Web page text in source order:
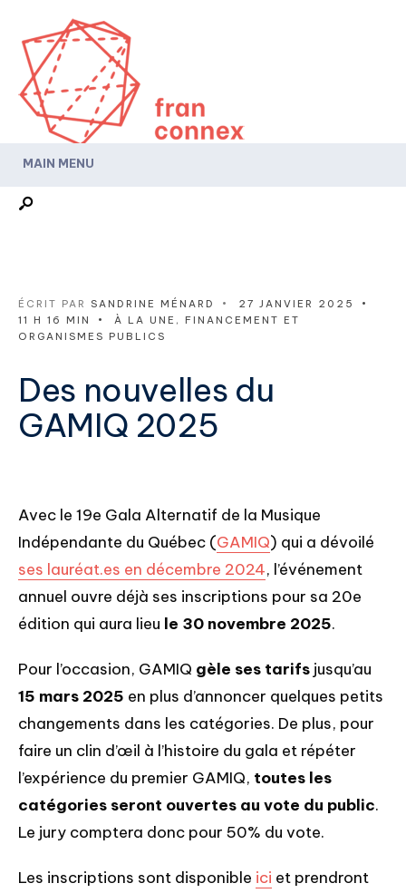
MAIN MENU
ÉCRIT PAR SANDRINE MÉNARD • 27 JANVIER 2025
•
11 H 16 MIN
• À LA UNE , FINANCEMENT ET
ORGANISMES PUBLICS
Des nouvelles du
GAMIQ 2025
Avec le 19e Gala Alternatif de la Musique
Indépendante du Québec (GAMIQ) qui a dévoilé
ses lauréat.es en décembre 2024, l’événement
annuel ouvre déjà ses inscriptions pour sa 20e
édition qui aura lieu le 30 novembre 2025.
Pour l’occasion, GAMIQ gèle ses tarifs jusqu’au
15 mars 2025 en plus d’annoncer quelques petits
changements dans les catégories. De plus, pour
faire un clin d’œil à l’histoire du gala et répéter
l’expérience du premier GAMIQ, toutes les
catégories seront ouvertes au vote du public.
Le jury comptera donc pour 50% du vote.
Les inscriptions sont disponible ici et prendront